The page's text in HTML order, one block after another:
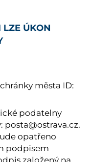
ÚKON
města ID:
podatelny
posta@ostrava.cz.
opatřeno
podpisem